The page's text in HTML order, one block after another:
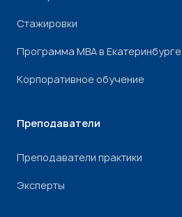
Стажировки
Программа МВА в Екатеринбурге
Корпоративное обучение
Преподаватели
Преподаватели практики
Эксперты